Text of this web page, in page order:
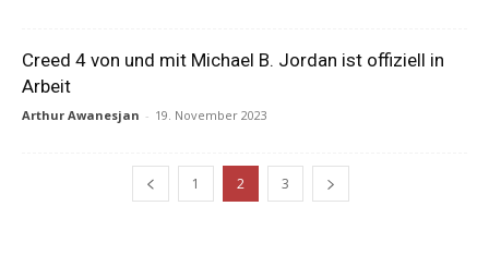
Creed 4 von und mit Michael B. Jordan ist offiziell in
Arbeit
Arthur Awanesjan - 19. November 2023
1 2 3